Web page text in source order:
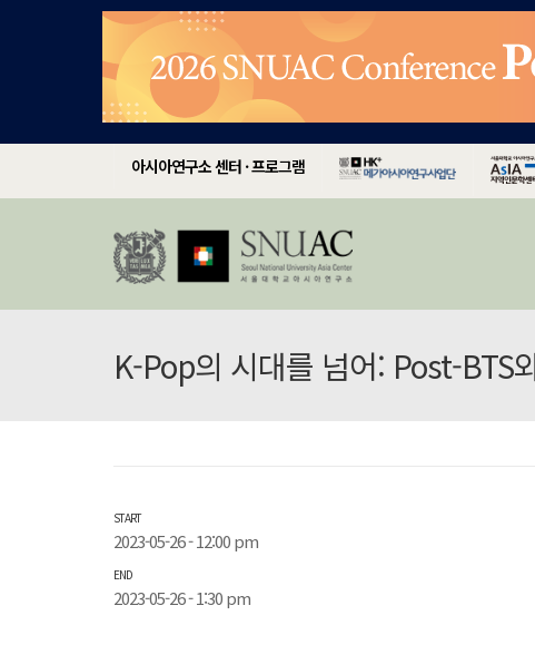
아시아연구소 센터 · 프로그램
K-Pop의 시대를 넘어: Post-BTS
START
2023-05-26 - 12:00 pm
END
2023-05-26 - 1:30 pm